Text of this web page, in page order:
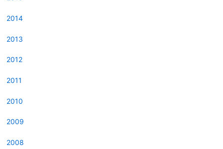
2014
2013
2012
2011
2010
2009
2008